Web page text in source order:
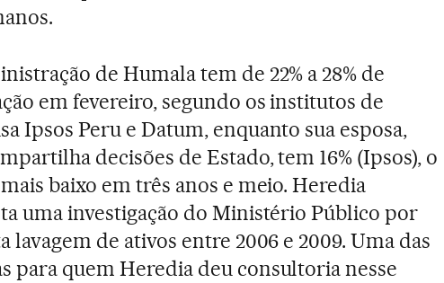
de Humala tem de 22% a 28% de
em fevereiro, segundo os institutos de
Ipsos Peru e Datum, enquanto sua esposa,
decisões de Estado, tem 16% (Ipsos), o
baixo em três anos e meio. Heredia
uma investigação do Ministério Público por
lavagem de ativos entre 2006 e 2009. Uma das
para quem Heredia deu consultoria nesse